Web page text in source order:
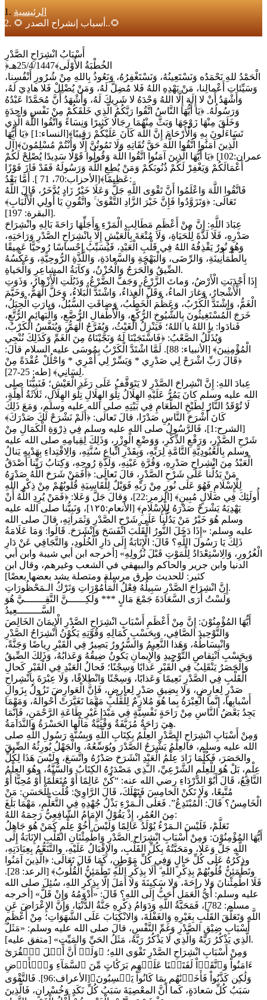
الرئيسية
🌻 أسباب إنشراح الصدر..🌻
أَسْبَابُ انْشِرَاحِ الصَّدْرِ
﴿الخُطْبَةُ الأُوْلَى﴾25/4/1447هـ
الْحَمْدُ للهِ نَحْمَدُه وَنَسْتَعِينُهُ، وَنَسْتَغْفِرُهُ، وَنَعُوذُ بِاللهِ مِنْ شُرُورِ أَنْفُسِنا،
وَسَيِّئاتِ أَعْمالِنا، مَنْ يَهْدِهِ اللهُ فَلا مُضِلَّ لَهُ، وَمَنْ يُضْلِلْ فَلا هادِيَ لَهُ،
وَأَشْهَدُ أَنْ لا إِلَهَ إِلَّا اللهُ وَحْدَهُ لا شَرِيكَ لَهُ، وَأَشْهَدُ أَنَّ مُحَمَّدًا عَبْدُهُ
وَرَسُولُهُ. ﴿يَا أَيُّهَا النَّاسُ اتَّقُوا رَبَّكُمُ الَّذِي خَلَقَكُمْ مِنْ نَفْسٍ وَاحِدَةٍ
وَخَلَقَ مِنْهَا زَوْجَهَا وَبَثَّ مِنْهُمَا رِجَالًا كَثِيرًا وَنِسَاءً وَاتَّقُوا اللَّهَ الَّذِي
تَسَاءَلُونَ بِهِ وَالْأَرْحَامَ إِنَّ اللَّهَ كَانَ عَلَيْكُمْ رَقِيبًا﴾[النساء:1] ﴿يَا أَيُّهَا
الَّذِينَ آمَنُوا اتَّقُوا اللَّهَ حَقَّ تُقَاتِهِ وَلَا تَمُوتُنَّ إِلَّا وَأَنْتُمْ مُسْلِمُونَ﴾[آل
عمران:102] ﴿يَا أَيُّهَا الَّذِينَ آمَنُوا اتَّقُوا اللَّهَ وَقُولُوا قَوْلًا سَدِيدًا يُصْلِحْ لَكُمْ
أَعْمَالَكُمْ وَيَغْفِرْ لَكُمْ ذُنُوبَكُمْ وَمَنْ يُطِعِ اللَّهَ وَرَسُولَهُ فَقَدْ فَازَ فَوْزًا
عَظِيمًا﴾[الأحزاب:70، 71 ]. أَمَّا بَعْدُ:
فَاتَّقُوا اللَّهَ وَاعْلَمُوا أَنَّ تَقْوَى اللَّهِ جَلَّ وَعَلَا خَيْرُ زَادٍ يُدَّخَرُ، قَالَ اللَّهُ
تَعَالَى: ﴿وَتَزَوَّدُوا فَإِنَّ خَيْرَ الزَّادِ التَّقْوَىٰ ۚ واتَّقُونِ يَا أُولِي الْأَلْبَابِ﴾
[البقرة: 197].
عِبَادَ اللَّهِ: إِنَّ مِنْ أَعْظَمِ مَطَالِبِ الْمَرْءِ وَأَجَلِّهَا رَاحَةَ بَالِهِ وانْشِرَاحَ
صَدْرِهِ، فَلَا لَذَّةَ لِلْحَيَاةِ، وَلَا مُتْعَةَ بِالْعَيْشِ إِلَّا بِانْشِرَاحِ الصَّدْرِ وَرَاحَتِهِ،
وَهُوَ نُورٌ يَقْذِفُهُ اللهُ فِي قَلْبِ الْعَبْدِ، فَيُسَبِّبُ إِحْساسًا رُوحيًّا عَمِيقًا
بِالطُّمَأْنِينَةِ، وَالرِّضَى، وَالْبَهْجَةِ وَالسَّعادَةِ، وَاللَّذَّةِ الرُّوحِيَّةِ، وَعَكْسُهُ
الضِّيقُ وَالْحَرَجُ وَالْحُزْنُ، وَكآبَةُ المشاعِرِ وَالْحَياةِ.
إِذَا أَجْدَبَتِ الْأَرْضُ، وَماتَ الزَّرْعُ، وَجَفَّ الضَّرْعُ، وَذَبُلَتِ الْأَزْهارُ، وَذَوَتِ
الْأَشْجارُ، وَغارَ الماءُ، وَقَلَّ الْغِذاءُ، وَاشْتَدَّ الْبَلاءُ، وَحَلَّ الْهَمُّ، وَخَيَّمَ
الْغَمُّ، وَاشْتَدَّ الْكَرْبُ، وَعَظُمَ الْخَطْبُ، وَضاقَتِ السُّبُلُ، وَبارَتِ الْحِيَلُ،
خَرَجَ الْمُسْتَغِيثُونَ بِالشُّيُوخِ الرُّكَّعِ، وَالْأَطْفالِ الرُّضَّعِ، وَالْبَهائِمِ الرُّتَّعِ،
فَنادَوا: يا اللهُ يا اللهُ؛ فَيَنْزِلُ الْغَيْثُ، وَيُفَرَّجُ الْهَمُّ، وَيُنَفَّسُ الْكَرْبُ،
وَيُذَلَّلُ الصَّعْبُ: ﴿فَاسْتَجَبْنَا ‌لَهُ وَنَجَّيْنَاهُ مِنَ الْغَمِّ وَكَذَلِكَ نُنْجِي
الْمُؤْمِنِينَ﴾ [الأنبياء: 88]. لَمَّا اشْتَدَّ الْكَرْبُ بِمُوسَى عليه السلام قالَ:
﴿‌قَالَ ‌رَبِّ ‌اشْرَحْ لِي صَدْرِي * وَيَسِّرْ لِي أَمْرِي * وَاحْلُلْ عُقْدَةً مِنْ
لِسَانِي﴾ [طه: 25-27].
عِبادَ اللهِ: إِنَّ انْشِراحَ الصَّدْرِ لا يَتَوَقَّفُ عَلَى رَغَدِ الْعَيْشِ؛ فَنَبِيُّنَا صلى
الله عليه وسلم كانَ يَمُرُّ عَلَيْهِ الهِلَالُ تِلْوَ الهِلَالِ تِلْوَ الهِلَالِ، ثَلاَثَةُ أَهِلَّةٍ،
لَا تُوْقَدُ النَّارُ لِطَبْخِ الطَّعَامِ فِي بَيْتِهِ صلى الله عليه وسلم، وَمَعَ ذَلِكَ
كَانَ أَشْرَحَ النَّاسِ صَدْرًا، قالَ تَعالَى: ﴿أَلَمْ نَشْرَحْ لَكَ صَدْرَكَ﴾
[الشرح:1]، فَالرَّسُولُ صلى الله عليه وسلم فِي ذِرْوَةِ الْكَمَالِ مِنْ
شَرْحِ الصَّدْرِ، وَرَفْعِ الذِّكْرِ، وَوَضْعِ الْوِزْرِ، وَذَلِكَ لِقِيامِهِ صلى الله عليه
وسلم بِالْعُبُودِيَّةِ التَّامَّةِ لِرَبِّهِ، وَبِقَدْرِ اتِّباعِ سُنَّتِهِ، وَالِاقْتِداءِ بِهَدْيِهِ يَنالُ
الْعَبْدُ مِنَ انْشِراحِ صَدْرِهِ، وَقُرَّةِ عَيْنِهِ، وَلَذَّةِ رُوحِهِ، وَكِتابُ رَبِّنا أَصْدَقُ
مَنْ يَدُلُّنا عَلَى شَرْحِ الصَّدْرِ، قالَ تَعالَى: ﴿‌أَفَمَنْ ‌شَرَحَ اللَّهُ صَدْرَهُ
لِلْإِسْلَامِ فَهُوَ عَلَى نُورٍ مِنْ رَبِّهِ فَوَيْلٌ لِلْقَاسِيَةِ قُلُوبُهُمْ مِنْ ذِكْرِ اللَّهِ
أُولَئِكَ فِي ضَلَالٍ مُبِينٍ﴾ [الزمر:22]، وَقالَ جَلَّ وَعَلا: ﴿‌فَمَنْ ‌يُرِدِ ‌اللَّهُ أَنْ
يَهْدِيَهُ يَشْرَحْ صَدْرَهُ لِلْإِسْلَامِ﴾ [الأنعام:١٢٥]، وَنَبِيُّنا صلى الله عليه
وسلم هُوَ خَيْرُ مَنْ يَدُلُّنا عَلَى شَرْحِ الصَّدْرِ وَثَمَراتِهِ، قالَ صلى الله
عليه وسلم: «إِذَا ‌دَخَلَ ‌النُّورُ ‌الْقَلْبَ انْفَسَحَ وَانْشَرَحَ. قَالُوا: وَمَا عَلَامَةُ
ذَلِكَ يَا رَسُولَ اللَّهِ؟ قَالَ: الْإِنَابَةُ إِلَى دَارِ الْخُلُودِ، وَالتَّجَافِي عَنْ دَارِ
الْغُرُورِ، وَالِاسْتِعْدَادُ لِلْمَوْتِ قَبْلَ نُزُولِهِ» [أخرجه ابن أبي شيبة وابن أبي
الدنيا وابن جرير والحاكم والبيهقي في الشعب وغيرهم، وقال ابن
كثير: للحديث طرق مرسلة ومتصلة يشد بعضها بعضًا]
إِنَّ انْشِرَاحَ الصَّدْرِ سَبِيلُهُ فِعْلُ الْمَأْمُوْرَاتِ وَتَرْكُ الـمَحْظُورَاتِ.
وَلَسْتُ أَرَى السَّعَادَةَ جَمْعَ مَالٍ *** وَلَكِــــــنَّ التَّقِـــــــيَّ هُوَ
السَّــــــــعِيدُ
أَيُّهَا المُؤْمِنُوْنَ: إِنَّ مِنْ أَعْظَمِ أَسْبَابِ انْشِرَاحِ الصَّدْرِ الْإِيمَانَ الخَالِصَ
وَالتَّوْحِيدَ الصَّافِي، وَبِحَسْبِ كَمَالِهِ وَقُوَّتِهِ يَكُوْنُ انْشِرَاحُ الصَّدْرِ
وَانْبِسَاطُهُ، وَهَذا النَّعِيمُ وَالسُّرُورُ يَصِيرُ فِي الْقَبْرِ رِياضًا وَجَنَّةً،
وَبِحَسْبِ انْتِقاصِ التَّوْحِيدِ وَالْإِيمانِ يَكُونُ ضِيقُهُ وَعَذابُهُ، وَذَلِكَ الضِّيقُ
وَالْحَصَرُ يَنْقَلِبُ فِي الْقَبْرِ عَذابًا وَسِجْنًا؛ فَحالُ الْعَبْدِ فِي الْقَبْرِ كَحالِ
الْقَلْبِ فِي الصَّدْرِ نَعِيمًا وَعَذابًا، وَسِجْنًا وَانْطِلاقًا، وَلَا عِبْرَةَ بِانْشِراحِ
صَدْرٍ لِعارِضٍ، وَلا بِضِيقِ صَدْرٍ لِعارِضٍ، فَإِنَّ الْعَوارِضَ تَزُولُ بِزَوالِ
أَسْبابِها، إِنَّما الْعِبْرَةُ بِما هُوَ مُلازِمٌ لِلْقَلْبِ مَهْمَا تَغَيَّرَتْ أَحْوالُهُ، وَمَهْمَا
يَجِدُ بَعْضُ النَّاسِ مِنْ رَاحَةٍ نَفْسِيَّةٍ فِي مَبْدَإٍ غَيْرِ طَاعَةِ الرَّحْمَنِ، فَإِنَّمَا
هِيَ رَاحَةٌ مُزَيَّفَةٌ وَقْتِيَّةٌ مَآلُها الحَسْرَةُ وَالنَّدَامَةُ.
وَمِنْ أَسْبَابِ انْشِرَاحِ الصَّدْرِ العِلْمُ بِكِتَابِ اللَّهِ وَبِسُنَّةِ رَسُولِ اللَّهِ صلى
الله عليه وسلم، فالعِلْمُ يَشْرَحُ الصَّدْرَ ويُوَسِّعُهُ، والْجَهْلُ يُورِثُهُ الضِّيقَ
والحَصَرَ، فَكُلَّمَا زَادَ عِلْمُ الْعَبْدِ انْشَرَحَ صَدْرُهُ واتَّسَعَ، ولَيْسَ هَذَا لِكُلِّ
عِلْمٍ، بَلْ هُوَ لِلْعِلْمِ الشَّرْعِيِّ، الـَّذِي مَصْدَرُهُ الكِتَابُ وَالسُّنَّةُ، وهُوَ العِلْمُ
النَّافِعُ، قَالَ أَبُوْ الدَّرْدَاءِ رضي الله عنه: “كُنْ عَالِمًا أَوْ مُتَعَلِّمًا أَوْ مُحِبًّا أَوْ
مُتَّبِعًا، وَلَا تَكُنْ الَخامِسَ فَتَهْلَكَ، قَالَ الرَّاوِيْ: قُلْت لِلْحَسَنِ: مَنْ
الْخَامِسُ؟ قَالَ: الْمُبْتَدِعُ”. فَعَلَى الْـمَرْءِ بَذْلُ جُهْدِهِ فِي التَّعَلُّمِ، مَهْمَا بَلَغَ
مِنَ العُمُرِ، إِذْ يَقُوْلُ اﻹِمَامُ الشَّافِعِيُّ رَحِمَهُ اللهُ:
تَعَلَّمْ، فَلَيْسَ الـمَرْءُ يُوْلَدُ عَالِمًا وَلَيْسَ أَخُوْ عِلْمٍ كَمَنْ هُوَ جَاهِلُ
أَيُّهَا المُؤْمِنُوْنَ: وَمِنْ أَسْبَابِ انْشِرَاح ِالصَّدْرِ وَاطْمِئْنَانِ القَلْبِ الإِنَابَةُ إِلَى
اللَّهِ جَلَّ وَعَلَا، ومَحَبَّتُهُ بِكُلِّ القَلْبِ، والإِقْبَالُ عَلَيْهِ، والتَّنَعُّمُ بِعِبَادَتِهِ،
وذِكْرُهُ عَلَى كُلِّ حَالٍ وَفِي كُلِّ مَوْطِنٍ، كَمَا قَالَ تَعَالَى: ﴿الَّذِينَ آمَنُوا
وتَطْمَئِنُّ قُلُوبُهُمْ بِذِكْرِ اللَّهِ ۗ أَلَا بِذِكْرِ اللَّهِ تَطْمَئِنُّ الْقُلُوبُ﴾ [الرعد: 28].
فَلَا اطْمِئْنانَ وَلا راحَةَ، وَلا سَكِينَةَ وَلا أَمَلَ إلَّا بِذِكْرِ اللهِ، سُئِلَ صلى الله
عليه وسلم: أَيُّ الْعَمَلِ أَحَبُّ إِلَى اللهِ؟ قَالَ: «‌أَدْوَمُهُ ‌وَإِنْ ‌قَلَّ» [أخرجه
مسلم: 782]، فَمَحَبَّةُ اللَّهِ وَدَوَامُ ذِكْرِهِ جَنَّةُ الدُّنْيَا، وَإِنَّ الإِعْرَاضَ عَنِ
اللَّهِ وَتَعَلُّقَ القَلْبِ بِغَيْرِهِ وَالغَفْلَةَ، وَالانْكِبَابَ عَلَى الشَّهَوَاتِ؛ مِنْ أَعْظَمِ
أَسْبَابِ ضِيْقِ الصَّدْرِ وَغَمِّ النَّفْسِ، قالَ صلى الله عليه وسلم: «مَثَلُ
الَّذِي يَذْكُرُ رَبَّهُ وَالَّذِي لَا يَذْكُرُ رَبَّهُ، مَثَلُ ‌الحَيِّ ‌وَالمَيِّتِ» [متفق عليه].
وَمِنْ أَسْبَابِ انْشِرَاحِ الصَّدْرِ تَقْوَى اللهِ؛ ﴿وَلَوۡ أَنَّ أَهۡلَ ٱلۡقُرَىٰٓ
ءَامَنُواْ وَٱتَّقَوۡاْ ‌لَفَتَحۡنَا عَلَيۡهِم بَرَكَٰاتٍ مِّنَ ٱلسَّمَآءِ وَٱلۡأَرۡضِ
وَلَٰكِن كَذَّبُواْ فَأَخَذۡنَٰهُم بِمَا كَانُواْ يَكۡسِبُونَ﴾[الأعراف:96]. فَالتَّقْوَى
سَبَبُ كُلِّ سَعادَةٍ، كَما أَنَّ المعْصِيَةَ سَبَبُ كُلِّ نَكَدٍ وَخُسْرانٍ، فَالَّذِينَ